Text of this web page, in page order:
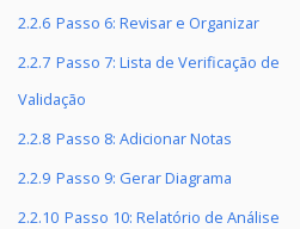
2.2.6 Passo 6: Revisar e Organizar
2.2.7 Passo 7: Lista de Verificação de
Validação
2.2.8 Passo 8: Adicionar Notas
2.2.9 Passo 9: Gerar Diagrama
2.2.10 Passo 10: Relatório de Análise